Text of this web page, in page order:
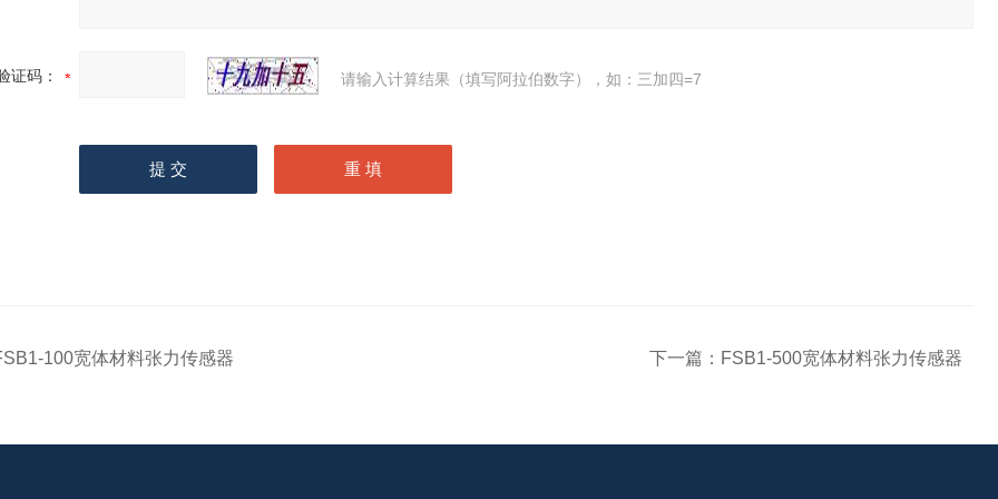
证码： 请输入计算结果（填写阿拉伯数字），如：三加四=7
100宽体材料张力传感器 下一篇： FSB1-500宽体材料张力传感器